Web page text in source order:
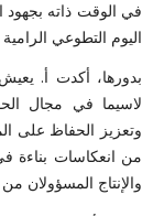
في الوقت ذاته بجهود
اليوم التطوعي
بدورها، أكدت أ.
لاسيما في مجال
وتعزيز الحفاظ على
من انعكاسات بناءة في
والإنتاج المسؤولان